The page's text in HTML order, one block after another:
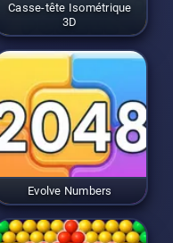
Casse-tête Isométrique
3D
Evolve Numbers